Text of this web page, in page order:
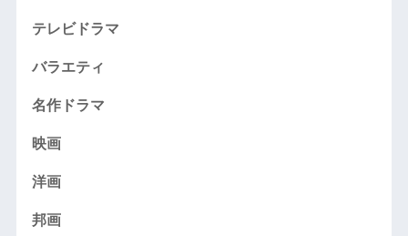
テレビドラマ
バラエティ
名作ドラマ
映画
洋画
邦画